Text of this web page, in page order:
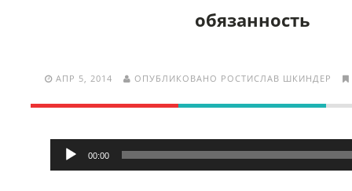
обязанность
АПР 5, 2014 ОПУБЛИКОВАНО РОСТИСЛАВ ШКИНДЕР
Аудиоплеер
00:00